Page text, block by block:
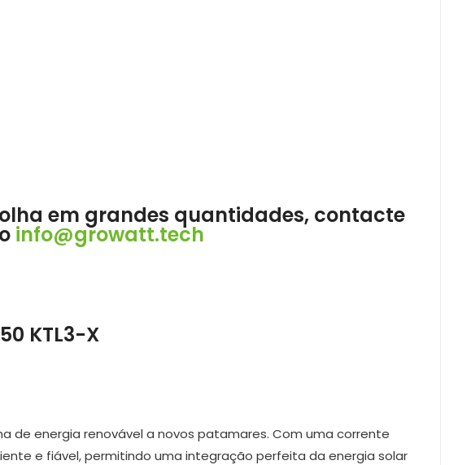
em grandes quantidades, contacte
info@growatt.tech
KTL3-X
de energia renovável a novos patamares. Com uma corrente
e fiável, permitindo uma integração perfeita da energia solar